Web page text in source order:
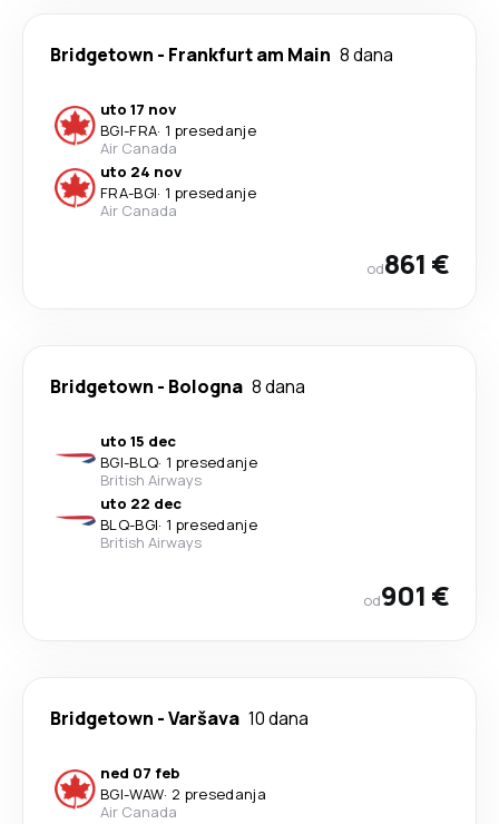
Bridgetown - Frankfurt am Main 8 dana
uto 17 nov
BGI-FRA· 1 presedanje
Air Canada
uto 24 nov
FRA-BGI· 1 presedanje
Air Canada
od861 €
Bridgetown - Bologna 8 dana
uto 15 dec
BGI-BLQ· 1 presedanje
British Airways
uto 22 dec
BLQ-BGI· 1 presedanje
British Airways
od901 €
Bridgetown -Varšava 10 dana
ned 07 feb
BGI-WAW· 2 presedanja
Air Canada